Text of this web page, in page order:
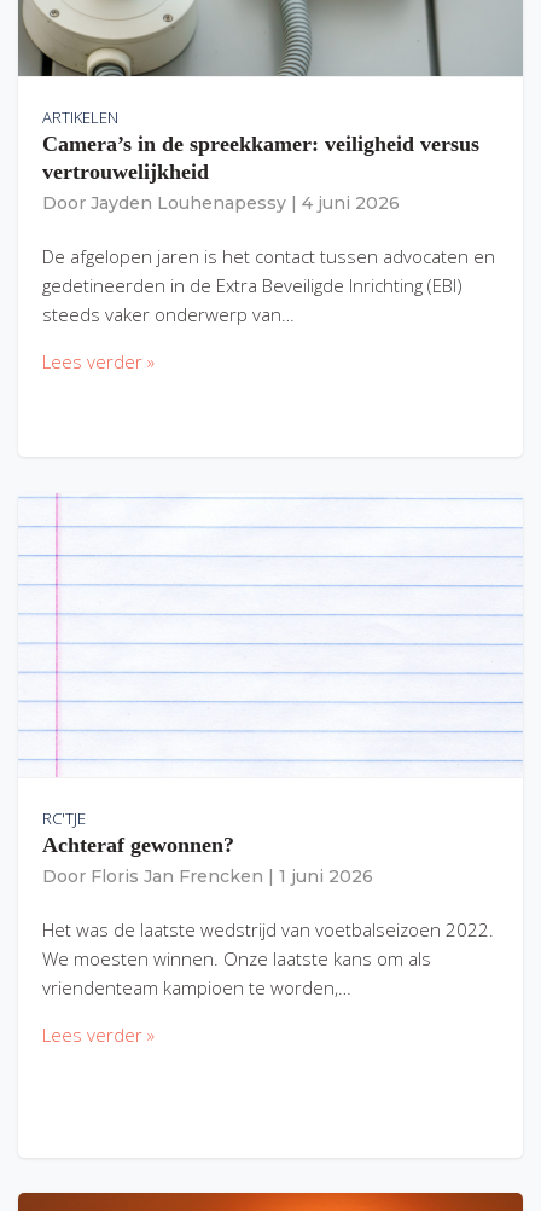
ARTIKELEN
Camera’s in de spreekkamer: veiligheid versus
vertrouwelijkheid
Door Jayden Louhenapessy 4 juni 2026
De afgelopen jaren is het contact tussen advocaten en
gedetineerden in de Extra Beveiligde Inrichting (EBI)
steeds vaker onderwerp van…
Lees verder »
RC'TJE
Achteraf gewonnen?
Door Floris Jan Frencken 1 juni 2026
Het was de laatste wedstrijd van voetbalseizoen 2022.
We moesten winnen. Onze laatste kans om als
vriendenteam kampioen te worden,…
Lees verder »